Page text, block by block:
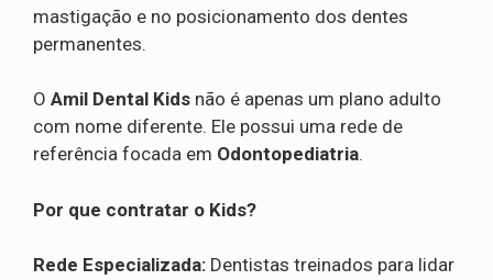
mastigação e no posicionamento dos dentes
permanentes.
O Amil Dental Kids não é apenas um plano adulto
com nome diferente. Ele possui uma rede de
referência focada em Odontopediatria.
Por que contratar o Kids?
Rede Especializada: Dentistas treinados para lidar